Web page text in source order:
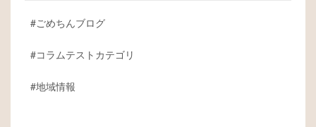
ごめちんブログ
コラムテストカテゴリ
地域情報